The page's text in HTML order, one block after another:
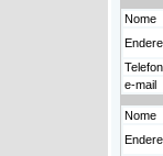
Nome
e-mail
Nome